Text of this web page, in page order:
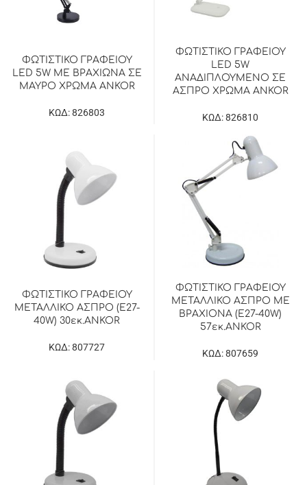
ΦΩΤΙΣΤΙΚΟ ΓΡΑΦΕΙΟΥ
LED 5W ΜΕ ΒΡΑΧΙΩΝΑ ΣΕ
ΜΑΥΡΟ ΧΡΩΜΑ ANKOR
ΚΩΔ: 826803
ΦΩΤΙΣΤΙΚΟ ΓΡΑΦΕΙΟΥ
LED 5W
ΑΝΑΔΙΠΛΟΥΜΕΝΟ ΣΕ
ΑΣΠΡΟ ΧΡΩΜΑ ANKOR
ΚΩΔ: 826810
ΦΩΤΙΣΤΙΚΟ ΓΡΑΦΕΙΟΥ
ΜΕΤΑΛΛΙΚΟ ΑΣΠΡΟ (E27-
40W) 30εκ.ANKOR
ΚΩΔ: 807727
ΦΩΤΙΣΤΙΚΟ ΓΡΑΦΕΙΟΥ
ΜΕΤΑΛΛΙΚΟ ΑΣΠΡΟ ΜΕ
ΒΡΑΧΙΟΝΑ (E27-40W)
57εκ.ANKOR
ΚΩΔ: 807659